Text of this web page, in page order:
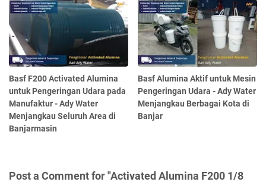
Basf F200 Activated Alumina
untuk Pengeringan Udara pada
Manufaktur - Ady Water
Menjangkau Seluruh Area di
Banjarmasin
Basf Alumina Aktif untuk Mesin
Pengeringan Udara - Ady Water
Menjangkau Berbagai Kota di
Banjar
Post a Comment for "Activated Alumina F200 1/8